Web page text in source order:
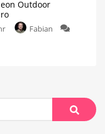
Outdoor
Fabian